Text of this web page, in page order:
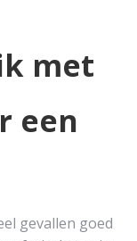
met
een
gevallen goed